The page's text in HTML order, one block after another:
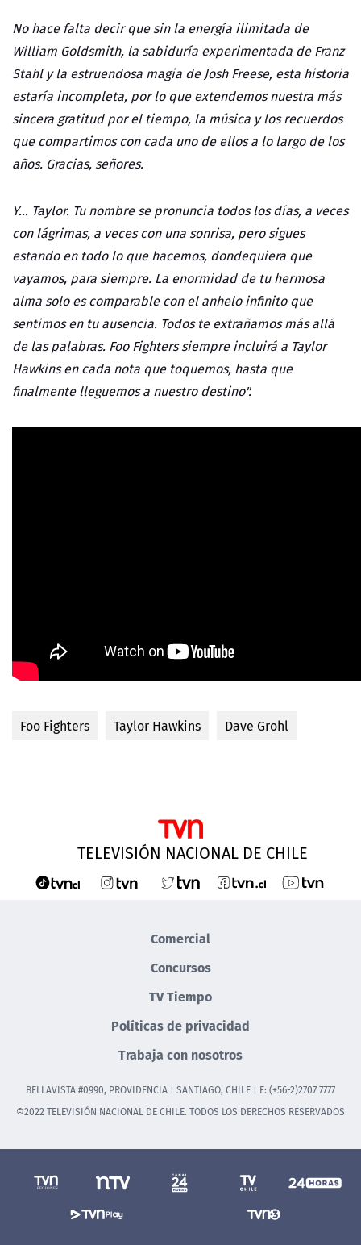
No hace falta decir que sin la energía ilimitada de
William Goldsmith, la sabiduría experimentada de Franz
Stahl y la estruendosa magia de Josh Freese, esta historia
estaría incompleta, por lo que extendemos nuestra más
sincera gratitud por el tiempo, la música y los recuerdos
que compartimos con cada uno de ellos a lo largo de los
años. Gracias, señores.
Y... Taylor. Tu nombre se pronuncia todos los días, a veces
con lágrimas, a veces con una sonrisa, pero sigues
estando en todo lo que hacemos, dondequiera que
vayamos, para siempre. La enormidad de tu hermosa
alma solo es comparable con el anhelo infinito que
sentimos en tu ausencia. Todos te extrañamos más allá
de las palabras. Foo Fighters siempre incluirá a Taylor
Hawkins en cada nota que toquemos, hasta que
finalmente lleguemos a nuestro destino".
Foo Fighters Taylor Hawkins Dave Grohl
TELEVISIÓN NACIONAL DE CHILE
Comercial
Concursos
TV Tiempo
Políticas de privacidad
Trabaja con nosotros
BELLAVISTA #0990, PROVIDENCIA | SANTIAGO, CHILE | F: (+56-2)2707 7777
©2022 TELEVISIÓN NACIONAL DE CHILE. TODOS LOS DERECHOS RESERVADOS